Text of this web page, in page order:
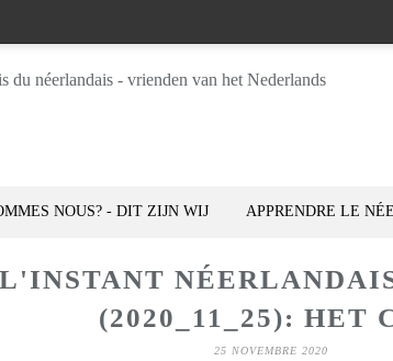
NOUS? - DIT ZIJN WIJ APPRENDRE LE
L'INSTANT
(2020_11_25): HET
25 NOVEMBRE 2020